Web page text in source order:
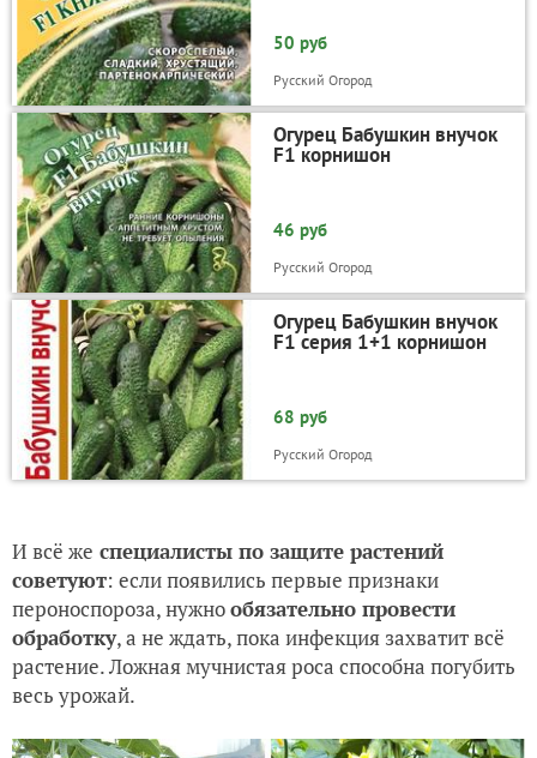
50 руб
Русский Огород
Огурец Бабушкин внучок
F1 корнишон
46 руб
Русский Огород
Огурец Бабушкин внучок
F1 серия 1+1 корнишон
68 руб
Русский Огород
И всё же специалисты по защите растений
советуют: если появились первые признаки
пероноспороза, нужнообязательно провести
обработку, а не ждать, пока инфекция захватит всё
растение. Ложная мучнистая роса способна погубить
весь урожай.